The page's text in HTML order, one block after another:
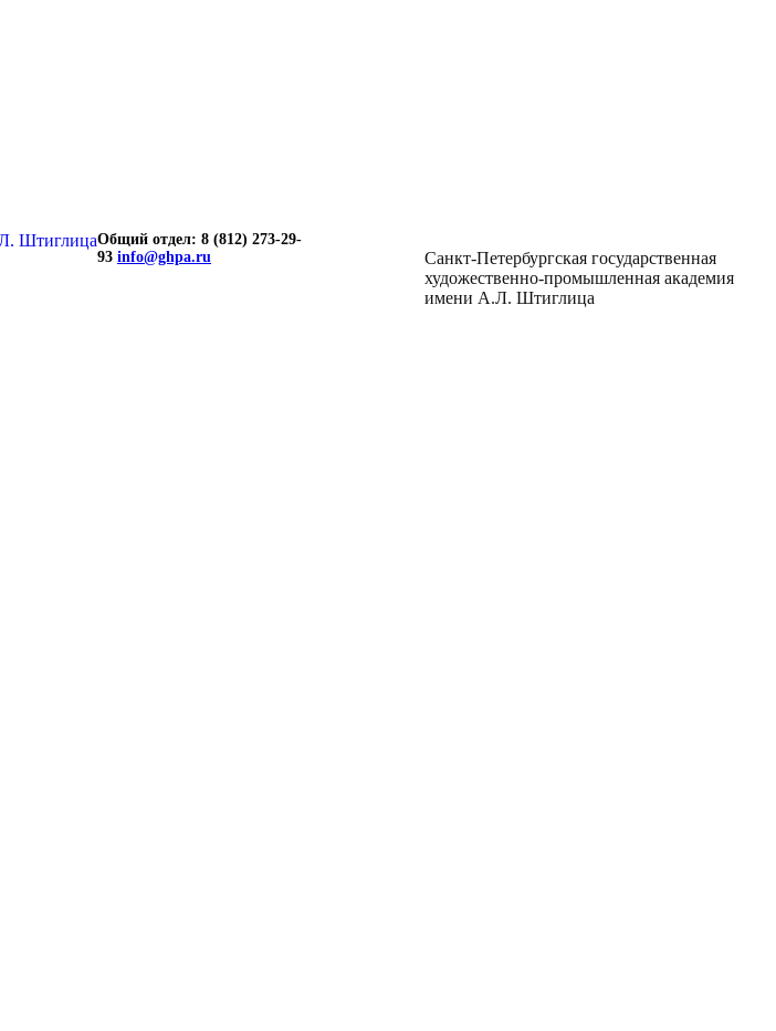
Санкт-Петербургская государственная
художественно-промышленная академия
имени А.Л. Штиглица
Общий отдел: 8 (812) 273-29-
93 info@ghpa.ru